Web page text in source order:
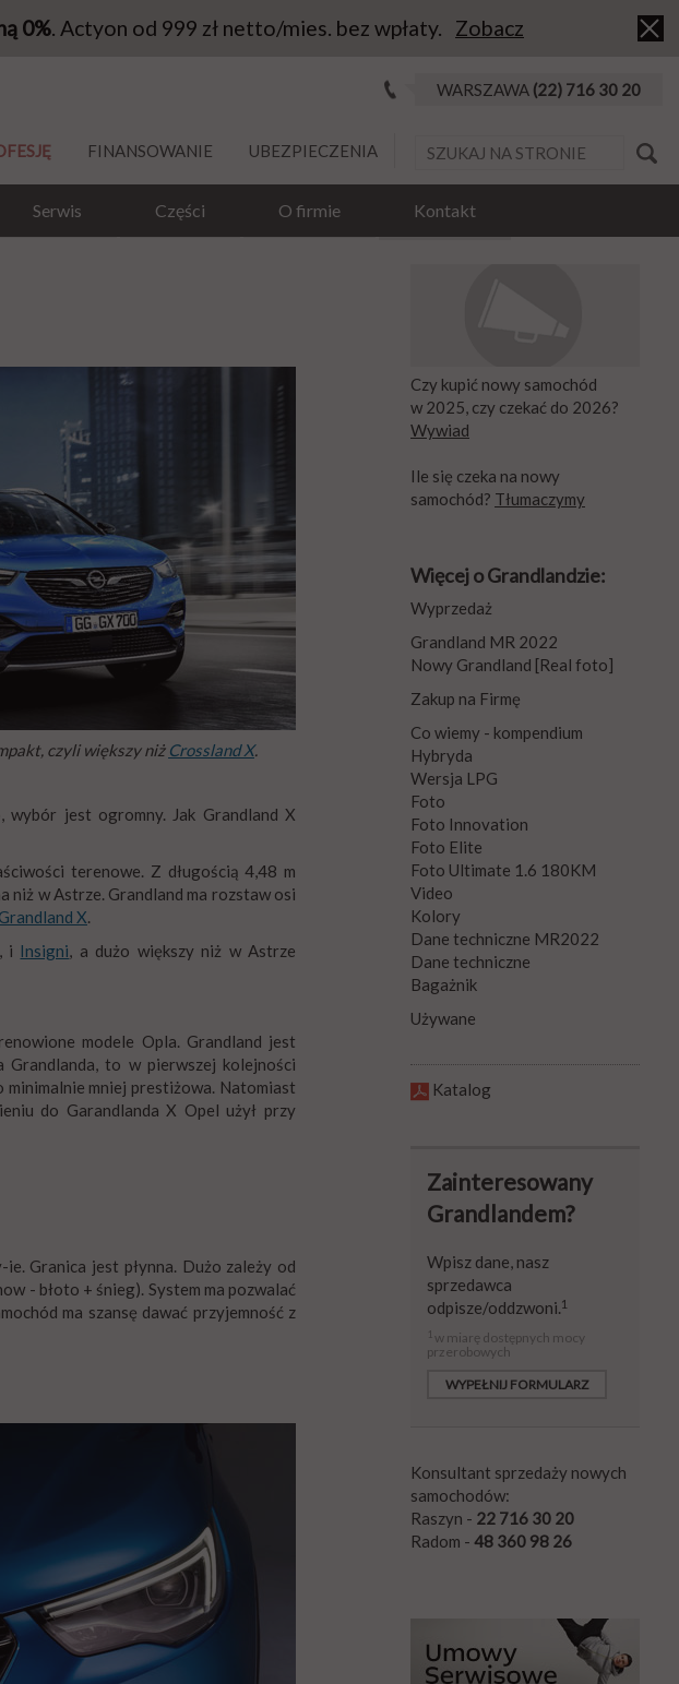
0%. Actyon od 999 zł netto/mies. bez wpłaty. Zobacz
WARSZAWA (22) 716 30 20
FINANSOWANIE UBEZPIECZENIA
Serwis Części O firmie Kontakt
czyli większy niż Crossland X.
jest ogromny. Jak Grandland X
terenowe. Z długością 4,48 m
niż w Astrze. Grandland ma rozstaw osi
X.
, i Insigni, a dużo większy niż w Astrze
modele Opla. Grandland jest
Grandlanda, to w pierwszej kolejności
mniej prestiżowa. Natomiast
do Garandlanda X Opel użył przy
Granica jest płynna. Dużo zależy od
- błoto + śnieg). System ma pozwalać
ma szansę dawać przyjemność z
Czy kupić nowy samochód
w 2025, czy czekać do 2026?
Wywiad
Ile się czeka na nowy
samochód? Tłumaczymy
Więcej o Grandlandzie:
Wyprzedaż
Grandland MR 2022
Nowy Grandland [Real foto]
Zakup na Firmę
Co wiemy - kompendium
Hybryda
Wersja LPG
Foto
Foto Innovation
Foto Elite
Foto Ultimate 1.6 180KM
Video
Kolory
Dane techniczne MR2022
Dane techniczne
Bagażnik
Używane
Katalog
Zainteresowany
Grandlandem?
Wpisz dane, nasz
sprzedawca
odpisze/oddzwoni.1
1 w miarę dostępnych mocy
przerobowych
WYPEŁNIJ FORMULARZ
Konsultant sprzedaży nowych
samochodów:
Raszyn - 22 716 30 20
Radom - 48 360 98 26